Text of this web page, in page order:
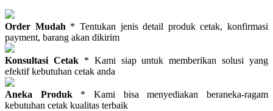
Order Mudah * Tentukan jenis detail produk cetak, konfirmasi
payment, barang akan dikirim
Konsultasi Cetak* Kami siap untuk memberikan solusi yang
efektif kebutuhan cetak anda
Aneka Produk * Kami bisa menyediakan beraneka-ragam
kebutuhan cetak kualitas terbaik